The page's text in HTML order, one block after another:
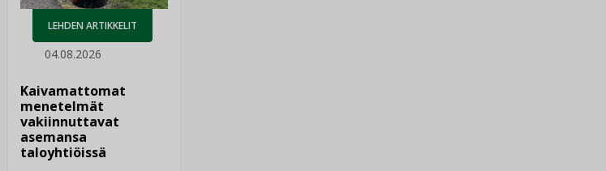
LEHDEN ARTIKKELIT
04.08.2026
Kaivamattomat
menetelmät
vakiinnuttavat
asemansa
taloyhtiöissä